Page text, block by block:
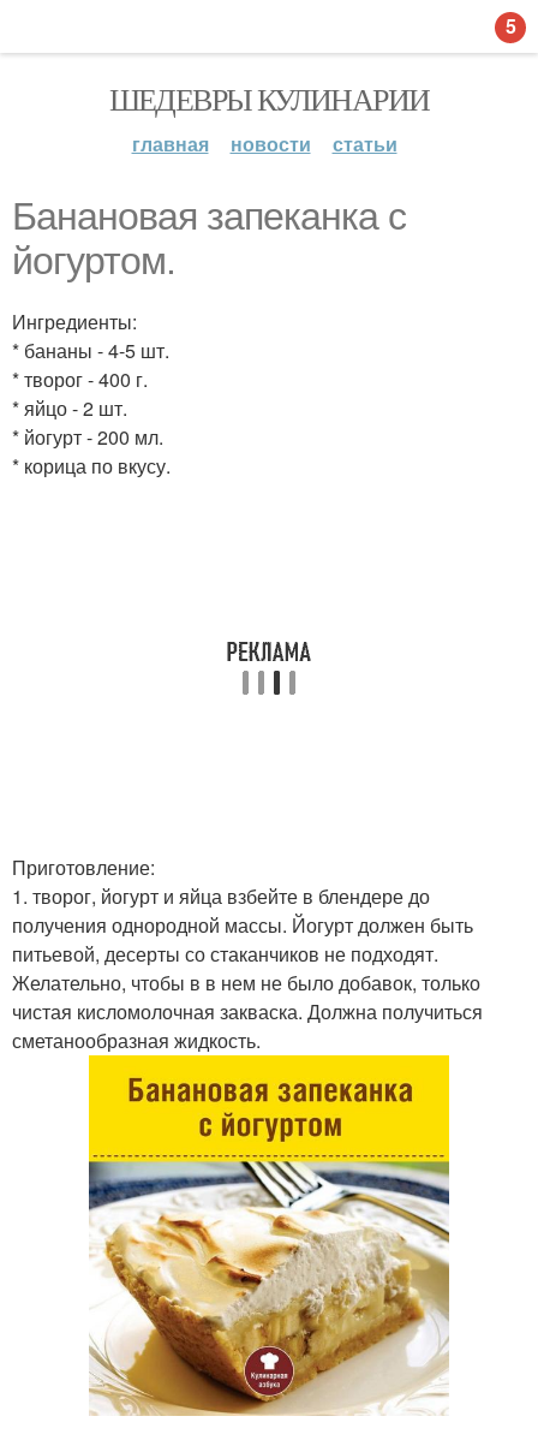
ШЕДЕВРЫ КУЛИНАРИИ
главная новости статьи
Банановая запеканка с
йогуртом.
Ингредиенты:
* бананы - 4-5 шт.
* творог - 400 г.
* яйцо - 2 шт.
* йогурт - 200 мл.
* корица по вкусу.
Приготовление:
1. творог, йогурт и яйца взбейте в блендере до
получения однородной массы. Йогурт должен быть
питьевой, десерты со стаканчиков не подходят.
Желательно, чтобы в в нем не было добавок, только
чистая кисломолочная закваска. Должна получиться
сметанообразная жидкость.
5